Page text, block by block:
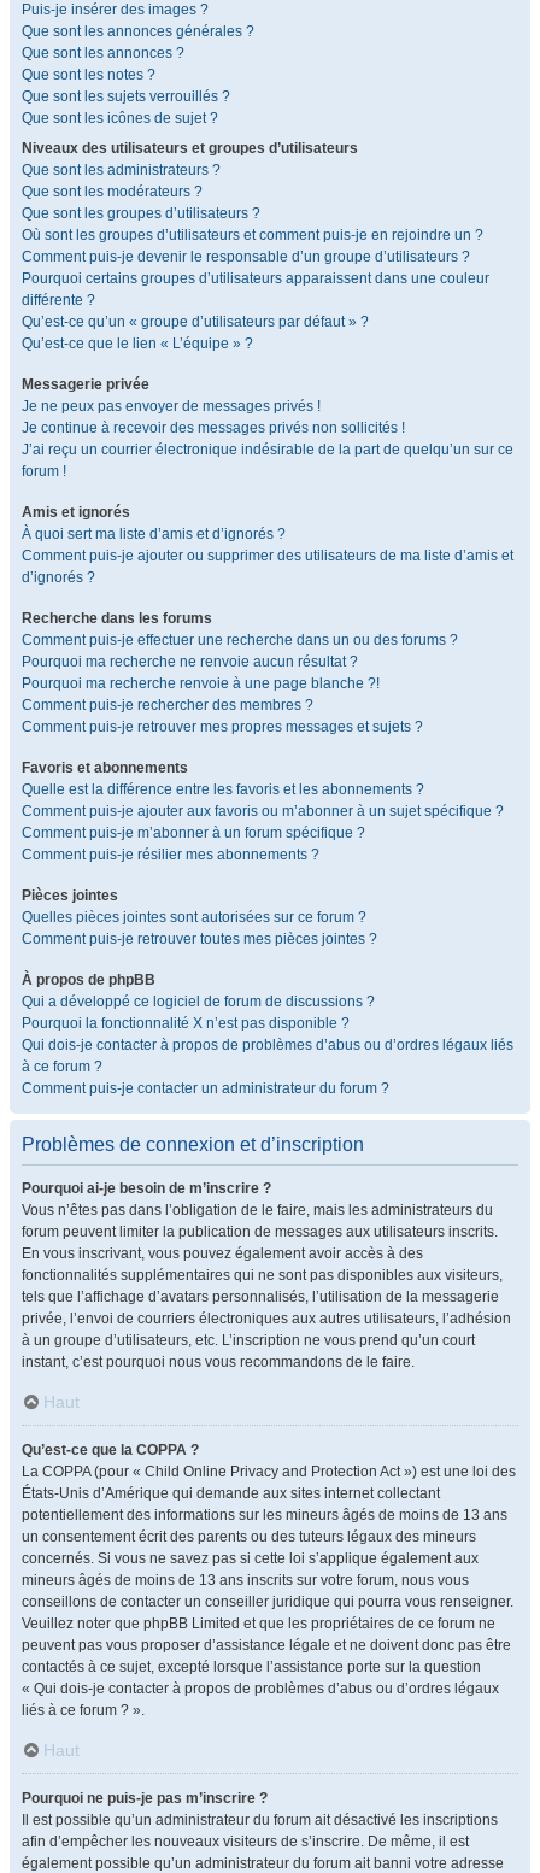
Puis-je insérer des images ?
Que sont les annonces générales ?
Que sont les annonces ?
Que sont les notes ?
Que sont les sujets verrouillés ?
Que sont les icônes de sujet ?
Niveaux des utilisateurs et groupes d’utilisateurs
Que sont les administrateurs ?
Que sont les modérateurs ?
Que sont les groupes d’utilisateurs ?
Où sont les groupes d’utilisateurs et comment puis-je en rejoindre un ?
Comment puis-je devenir le responsable d’un groupe d’utilisateurs ?
Pourquoi certains groupes d’utilisateurs apparaissent dans une couleur
différente ?
Qu’est-ce qu’un « groupe d’utilisateurs par défaut » ?
Qu’est-ce que le lien « L’équipe » ?
Messagerie privée
Je ne peux pas envoyer de messages privés !
Je continue à recevoir des messages privés non sollicités !
J’ai reçu un courrier électronique indésirable de la part de quelqu’un sur ce
forum !
Amis et ignorés
À quoi sert ma liste d’amis et d’ignorés ?
Comment puis-je ajouter ou supprimer des utilisateurs de ma liste d’amis et
d’ignorés ?
Recherche dans les forums
Comment puis-je effectuer une recherche dans un ou des forums ?
Pourquoi ma recherche ne renvoie aucun résultat ?
Pourquoi ma recherche renvoie à une page blanche ?!
Comment puis-je rechercher des membres ?
Comment puis-je retrouver mes propres messages et sujets ?
Favoris et abonnements
Quelle est la différence entre les favoris et les abonnements ?
Comment puis-je ajouter aux favoris ou m’abonner à un sujet spécifique ?
Comment puis-je m’abonner à un forum spécifique ?
Comment puis-je résilier mes abonnements ?
Pièces jointes
Quelles pièces jointes sont autorisées sur ce forum ?
Comment puis-je retrouver toutes mes pièces jointes ?
À propos de phpBB
Qui a développé ce logiciel de forum de discussions ?
Pourquoi la fonctionnalité X n’est pas disponible ?
Qui dois-je contacter à propos de problèmes d’abus ou d’ordres légaux liés
à ce forum ?
Comment puis-je contacter un administrateur du forum ?
Problèmes de connexion et d’inscription
Pourquoi ai-je besoin de m’inscrire ?
Vous n’êtes pas dans l’obligation de le faire, mais les administrateurs du
forum peuvent limiter la publication de messages aux utilisateurs inscrits.
En vous inscrivant, vous pouvez également avoir accès à des
fonctionnalités supplémentaires qui ne sont pas disponibles aux visiteurs,
tels que l’affichage d’avatars personnalisés, l’utilisation de la messagerie
privée, l’envoi de courriers électroniques aux autres utilisateurs, l’adhésion
à un groupe d’utilisateurs, etc. L’inscription ne vous prend qu’un court
instant, c’est pourquoi nous vous recommandons de le faire.
Haut
Qu’est-ce que la COPPA ?
La COPPA (pour « Child Online Privacy and Protection Act ») est une loi des
États-Unis d’Amérique qui demande aux sites internet collectant
potentiellement des informations sur les mineurs âgés de moins de 13 ans
un consentement écrit des parents ou des tuteurs légaux des mineurs
concernés. Si vous ne savez pas si cette loi s’applique également aux
mineurs âgés de moins de 13 ans inscrits sur votre forum, nous vous
conseillons de contacter un conseiller juridique qui pourra vous renseigner.
Veuillez noter que phpBB Limited et que les propriétaires de ce forum ne
peuvent pas vous proposer d’assistance légale et ne doivent donc pas être
contactés à ce sujet, excepté lorsque l’assistance porte sur la question
« Qui dois-je contacter à propos de problèmes d’abus ou d’ordres légaux
liés à ce forum ? ».
Haut
Pourquoi ne puis-je pas m’inscrire ?
Il est possible qu’un administrateur du forum ait désactivé les inscriptions
afin d’empêcher les nouveaux visiteurs de s’inscrire. De même, il est
également possible qu’un administrateur du forum ait banni votre adresse